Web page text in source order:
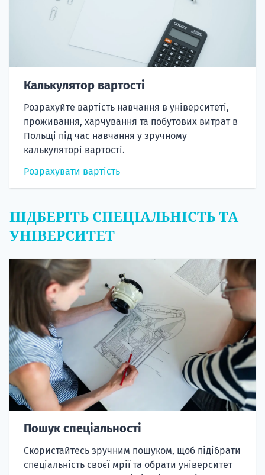
Калькулятор вартості
Розрахуйте вартість навчання в університеті,
проживання, харчування та побутових витрат в
Польщі під час навчання у зручному
калькуляторі вартості.
Розрахувати вартість
ПІДБЕРІТЬ СПЕЦІАЛЬНІСТЬ ТА
УНІВЕРСИТЕТ
Пошук спеціальності
Скористайтесь зручним пошуком, щоб підібрати
спеціальність своєї мрії та обрати університет